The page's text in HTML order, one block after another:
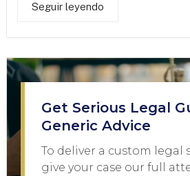
Seguir leyendo
Get Serious Legal
Generic Advice
To deliver a custom legal
give your case our full